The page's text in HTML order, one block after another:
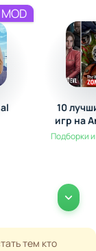
тем,
в любом
MOD
10
игр на
Подборки
тем кто